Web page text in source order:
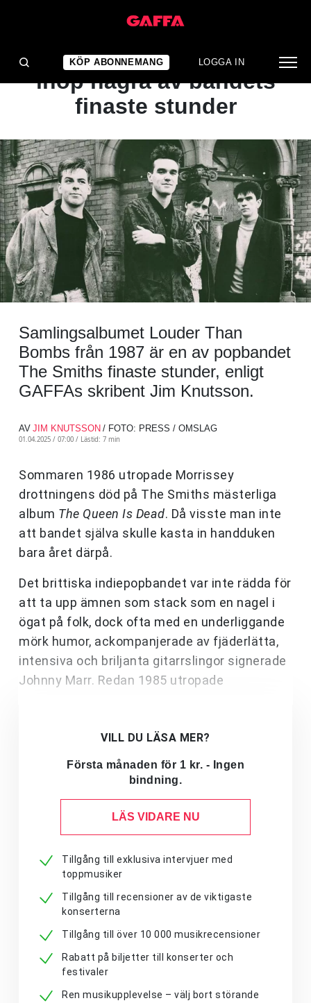
KÖP ABONNEMANG LOGGA IN
ARTIKEL
KLASSIKERN: Samlar
ihop några av bandets
finaste stunder
Samlingsalbumet Louder Than
Bombs från 1987 är en av popbandet
The Smiths finaste stunder, enligt
GAFFAs skribent Jim Knutsson.
AV JIM KNUTSSON / FOTO: PRESS / OMSLAG
01.04.2025 / 07:00 / Lästid: 7 min
Sommaren 1986 utropade Morrissey
drottningens död på The Smiths mästerliga
album The Queen Is Dead. Då visste man inte
att bandet själva skulle kasta in handduken
bara året därpå.
Det brittiska indiepopbandet var inte rädda för
att ta upp ämnen som stack som en nagel i
ögat på folk, dock ofta med en underliggande
mörk humor, ackompanjerade av fjäderlätta,
intensiva och briljanta gitarrslingor signerade
Johnny Marr. Redan 1985 utropade
VILL DU LÄSA MER?
Första månaden för 1 kr. - Ingen
bindning.
LÄS VIDARE NU
Tillgång till exklusiva intervjuer med
toppmusiker
Tillgång till recensioner av de viktigaste
konserterna
Tillgång till över 10 000 musikrecensioner
Rabatt på biljetter till konserter och
festivaler
Ren musikupplevelse – välj bort störande